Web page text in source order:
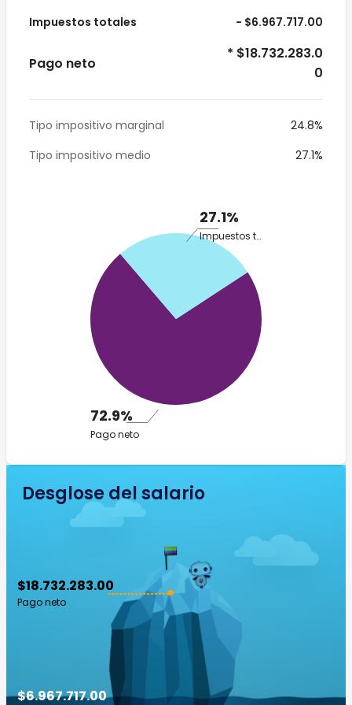
Impuestos totales - $6.967.717.00
Pago neto
* $18.732.283.0
0
Tipo impositivo marginal
24.8%
Tipo impositivo medio
27.1%
27.1%
Impuestos totales
72.9%
Pago neto
Desglose del salario
$18.732.283.00
Pago neto
$6.967.717.00